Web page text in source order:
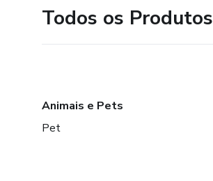
Todos os Produtos
Animais e Pets
Pet